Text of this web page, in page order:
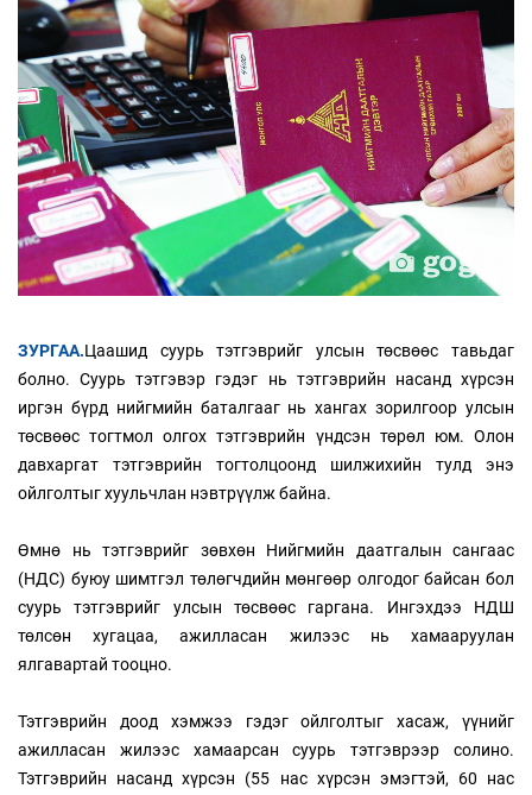
ЗУРГАА.Цаашид суурь тэтгэврийг улсын төсвөөс тавьдаг
болно. Суурь тэтгэвэр гэдэг нь тэтгэврийн насанд хүрсэн
иргэн бүрд нийгмийн баталгааг нь хангах зорилгоор улсын
төсвөөс тогтмол олгох тэтгэврийн үндсэн төрөл юм. Олон
давхаргат тэтгэврийн тогтолцоонд шилжихийн тулд энэ
ойлголтыг хуульчлан нэвтрүүлж байна.
Өмнө нь тэтгэврийг зөвхөн Нийгмийн даатгалын сангаас
(НДС) буюу шимтгэл төлөгчдийн мөнгөөр олгодог байсан бол
суурь тэтгэврийг улсын төсвөөс гаргана. Ингэхдээ НДШ
төлсөн хугацаа, ажилласан жилээс нь хамааруулан
ялгавартай тооцно.
Тэтгэврийн доод хэмжээ гэдэг ойлголтыг хасаж, үүнийг
ажилласан жилээс хамаарсан суурь тэтгэврээр солино.
Тэтгэврийн насанд хүрсэн (55 нас хүрсэн эмэгтэй, 60 нас